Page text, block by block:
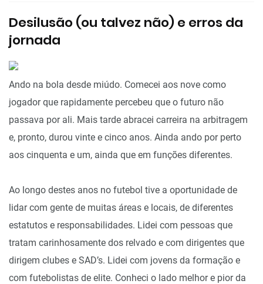
Desilusão (ou talvez não) e erros da
jornada
Ando na bola desde miúdo. Comecei aos nove como
jogador que rapidamente percebeu que o futuro não
passava por ali. Mais tarde abracei carreira na arbitragem
e, pronto, durou vinte e cinco anos. Ainda ando por perto
aos cinquenta e um, ainda que em funções diferentes.
Ao longo destes anos no futebol tive a oportunidade de
lidar com gente de muitas áreas e locais, de diferentes
estatutos e responsabilidades. Lidei com pessoas que
tratam carinhosamente dos relvado e com dirigentes que
dirigem clubes e SAD’s. Lidei com jovens da formação e
com futebolistas de elite. Conheci o lado melhor e pior da